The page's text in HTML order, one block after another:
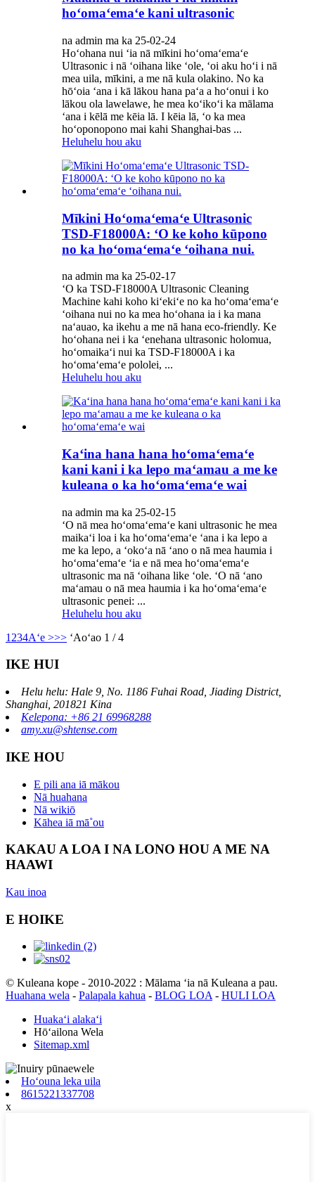
hoʻomaʻemaʻe kani ultrasonic
na admin ma ka 25-02-24
Hoʻohana nui ʻia nā mīkini hoʻomaʻemaʻe
Ultrasonic i nā ʻoihana like ʻole, ʻoi aku hoʻi i nā
mea uila, mīkini, a me nā kula olakino. No ka
hōʻoia ʻana i kā lākou hana paʻa a hoʻonui i ko
lākou ola lawelawe, he mea koʻikoʻi ka mālama
ʻana i kēlā me kēia lā. I kēia lā, ʻo ka mea
hoʻoponopono mai kahi Shanghai-bas ...
Heluhelu hou aku
Mīkini Hoʻomaʻemaʻe Ultrasonic
TSD-F18000A: ʻO ke koho kūpono
no ka hoʻomaʻemaʻe ʻoihana nui.
na admin ma ka 25-02-17
ʻO ka TSD-F18000A Ultrasonic Cleaning
Machine kahi koho kiʻekiʻe no ka hoʻomaʻemaʻe
ʻoihana nui no ka mea hoʻohana ia i ka mana
naʻauao, ka ikehu a me nā hana eco-friendly. Ke
hoʻohana nei i ka ʻenehana ultrasonic holomua,
hoʻomaikaʻi nui ka TSD-F18000A i ka
hoʻomaʻemaʻe pololei, ...
Heluhelu hou aku
Kaʻina hana hana hoʻomaʻemaʻe
kani kani i ka lepo maʻamau a me ke
kuleana o ka hoʻomaʻemaʻe wai
na admin ma ka 25-02-15
ʻO nā mea hoʻomaʻemaʻe kani ultrasonic he mea
maikaʻi loa i ka hoʻomaʻemaʻe ʻana i ka lepo a
me ka lepo, a ʻokoʻa nā ʻano o nā mea haumia i
hoʻomaʻemaʻe ʻia e nā mea hoʻomaʻemaʻe
ultrasonic ma nā ʻoihana like ʻole. ʻO nā ʻano
maʻamau o nā mea haumia i ka hoʻomaʻemaʻe
ultrasonic penei: ...
Heluhelu hou aku
1 234Aʻe >>> ʻAoʻao 1 / 4
IKE HUI
Helu helu: Hale 9, No. 1186 Fuhai Road, Jiading District,
Shanghai, 201821 Kina
Kelepona: +86 21 69968288
amy.xu@shtense.com
IKE HOU
E pili ana iā mākou
Nā huahana
Nā wikiō
Kāhea iā mā˚ou
KAKAU A LOA I NA LONO HOU A ME NA
HAAWI
Kau inoa
E HOIKE
© Kuleana kope - 2010-2022 : Mālama ʻia nā Kuleana a pau.
Huahana wela - Palapala kahua - BLOG LOA- HULI LOA
Huakaʻi alakaʻi
Hōʻailona Wela
Sitemap.xml
Hoʻouna leka uila
8615221337708
x